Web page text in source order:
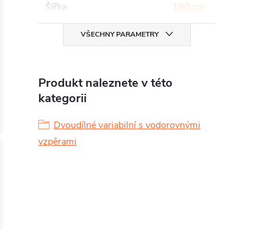
Šířka: 160 cm
VŠECHNY PARAMETRY
Produkt naleznete v této
kategorii
Dvoudílné variabilní s vodorovnými
vzpěrami